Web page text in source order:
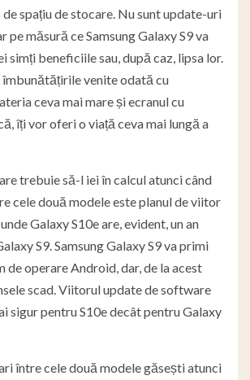
spațiu de stocare. Nu sunt update-uri
pe măsură ce Samsung Galaxy S9 va
simți beneficiile sau, după caz, lipsa lor.
îmbunătățirile venite odată cu
ceva mai mare și ecranul cu
îți vor oferi o viață ceva mai lungă a
trebuie să-l iei în calcul atunci când
cele două modele este planul de viitor
Galaxy S10e are, evident, un an
S9. Samsung Galaxy S9 va primi
de operare Android, dar, de la acest
scad. Viitorul update de software
sigur pentru S10e decât pentru Galaxy
între cele două modele găsești atunci